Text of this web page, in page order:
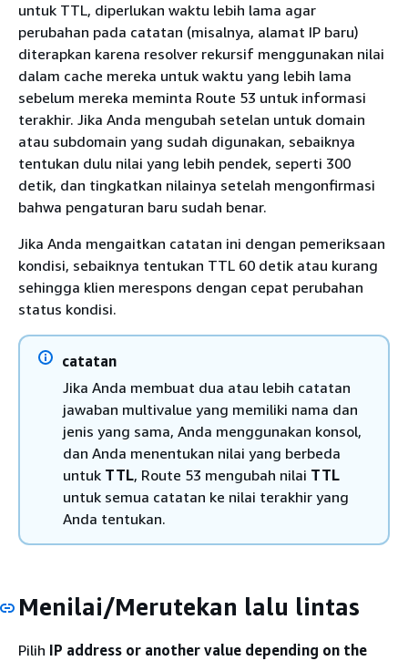
untuk TTL, diperlukan waktu lebih lama agar
perubahan pada catatan (misalnya, alamat IP baru)
diterapkan karena resolver rekursif menggunakan nilai
dalam cache mereka untuk waktu yang lebih lama
sebelum mereka meminta Route 53 untuk informasi
terakhir. Jika Anda mengubah setelan untuk domain
atau subdomain yang sudah digunakan, sebaiknya
tentukan dulu nilai yang lebih pendek, seperti 300
detik, dan tingkatkan nilainya setelah mengonfirmasi
bahwa pengaturan baru sudah benar.
Jika Anda mengaitkan catatan ini dengan pemeriksaan
kondisi, sebaiknya tentukan TTL 60 detik atau kurang
sehingga klien merespons dengan cepat perubahan
status kondisi.
catatan
Jika Anda membuat dua atau lebih catatan
jawaban multivalue yang memiliki nama dan
jenis yang sama, Anda menggunakan konsol,
dan Anda menentukan nilai yang berbeda
untuk TTL, Route 53 mengubah nilai TTL
untuk semua catatan ke nilai terakhir yang
Anda tentukan.
Menilai/Merutekan lalu lintas
Pilih IP address or another value depending on the